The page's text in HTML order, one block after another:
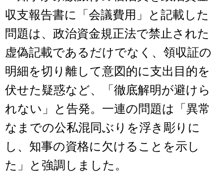
収支報告書に「会議費用」と記載した
問題は、政治資金規正法で禁止された
虚偽記載であるだけでなく、領収証の
明細を切り離して意図的に支出目的を
伏せた疑惑など、「徹底解明が避けら
れない」と告発。一連の問題は「異常
なまでの公私混同ぶりを浮き彫りに
し、知事の資格に欠けることを示し
た」と強調しました。